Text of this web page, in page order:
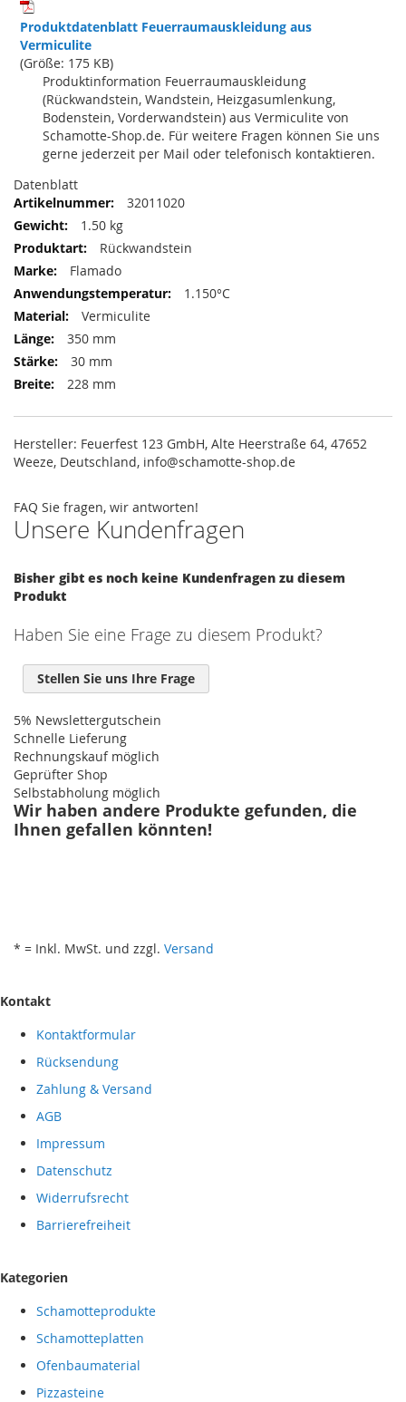
Produktdatenblatt Feuerraumauskleidung aus
Vermiculite
(Größe: 175 KB)
Produktinformation Feuerraumauskleidung
(Rückwandstein, Wandstein, Heizgasumlenkung,
Bodenstein, Vorderwandstein) aus Vermiculite von
Schamotte-Shop.de. Für weitere Fragen können Sie uns
gerne jederzeit per Mail oder telefonisch kontaktieren.
Datenblatt
32011020
1.50 kg
Rückwandstein
Flamado
1.150°C
Vermiculite
350 mm
30 mm
228 mm
Hersteller: Feuerfest 123 GmbH, Alte Heerstraße 64, 47652
Weeze, Deutschland, info@schamotte-shop.de
FAQ Sie fragen, wir antworten!
Unsere Kundenfragen
Bisher gibt es noch keine Kundenfragen zu diesem
Produkt
Haben Sie eine Frage zu diesem Produkt?
Stellen Sie uns Ihre Frage
5% Newslettergutschein
Schnelle Lieferung
Rechnungskauf möglich
Geprüfter Shop
Selbstabholung möglich
Wir haben andere Produkte gefunden, die
Ihnen gefallen könnten!
* = Inkl. MwSt. und zzgl. Versand
Kontakt
Kontaktformular
Rücksendung
Zahlung & Versand
AGB
Impressum
Datenschutz
Widerrufsrecht
Barrierefreiheit
Kategorien
Schamotteprodukte
Schamotteplatten
Ofenbaumaterial
Pizzasteine